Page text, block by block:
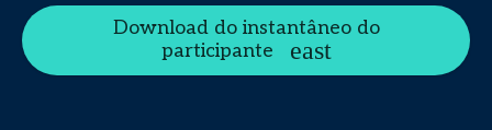
Download do instantâneo do
participante